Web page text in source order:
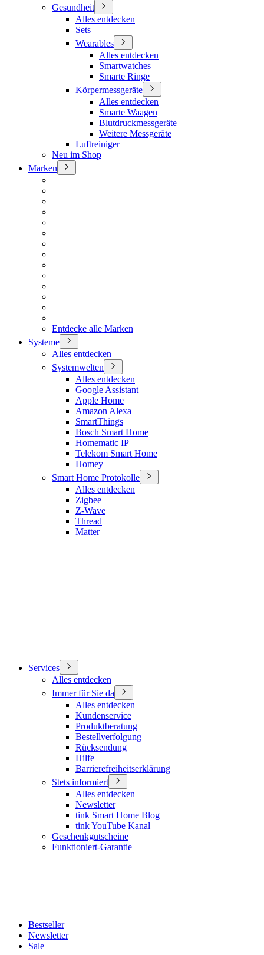
Gesundheit
Alles entdecken
Sets
Wearables
Alles entdecken
Smartwatches
Smarte Ringe
Körpermessgeräte
Alles entdecken
Smarte Waagen
Blutdruckmessgeräte
Weitere Messgeräte
Luftreiniger
Neu im Shop
Marken
Entdecke alle Marken
Systeme
Alles entdecken
Systemwelten
Alles entdecken
Google Assistant
Apple Home
Amazon Alexa
SmartThings
Bosch Smart Home
Homematic IP
Telekom Smart Home
Homey
Smart Home Protokolle
Alles entdecken
Zigbee
Z-Wave
Thread
Matter
Services
Alles entdecken
Immer für Sie da
Alles entdecken
Kundenservice
Produktberatung
Bestellverfolgung
Rücksendung
Hilfe
Barrierefreiheitserklärung
Stets informiert
Alles entdecken
Newsletter
tink Smart Home Blog
tink YouTube Kanal
Geschenkgutscheine
Funktioniert-Garantie
Bestseller
Newsletter
Sale